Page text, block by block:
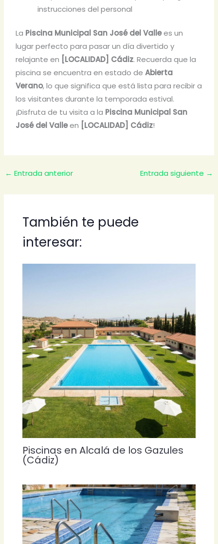
instrucciones del personal
La Piscina Municipal San José del Vallees un
lugar perfecto para pasar un día divertido y
relajante en
[LOCALIDAD] Cádiz. Recuerda que la
piscina se encuentra en estado deAbierta
Verano, lo que significa que está lista para recibir a
los visitantes durante la temporada estival.
¡Disfruta de tu visita a la Piscina Municipal San
José del Valleen [LOCALIDAD] Cádiz!
← Entrada anterior Entrada siguiente →
También te puede
interesar:
Piscinas en Alcalá de los Gazules
(Cádiz)